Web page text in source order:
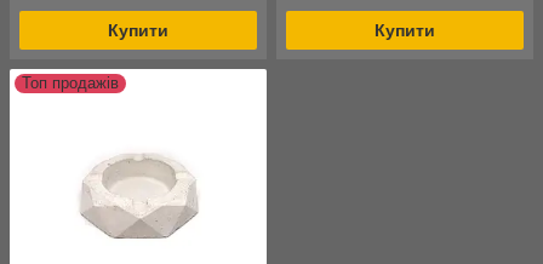
Купити Купити
Топ продажів